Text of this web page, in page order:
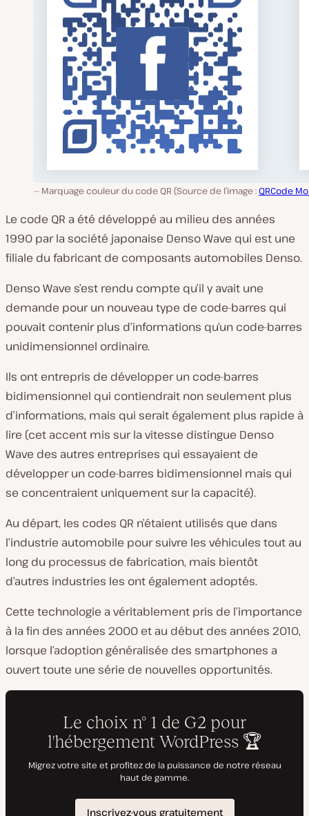
Marquage couleur du code QR (Source de l’image :QRCode
Le code QR a été développé au milieu des années
1990 par la société japonaise Denso Wave qui est une
filiale du fabricant de composants automobiles Denso.
Denso Wave s’est rendu compte qu’il y avait une
demande pour un nouveau type de code-barres qui
pouvait contenir plus d’informations qu’un code-barres
unidimensionnel ordinaire.
Ils ont entrepris de développer un code-barres
bidimensionnel qui contiendrait non seulement plus
d’informations, mais qui serait également plus rapide à
lire (cet accent mis sur la vitesse distingue Denso
Wave des autres entreprises qui essayaient de
développer un code-barres bidimensionnel mais qui
se concentraient uniquement sur la capacité).
Au départ, les codes QR n’étaient utilisés que dans
l’industrie automobile pour suivre les véhicules tout au
long du processus de fabrication, mais bientôt
d’autres industries les ont également adoptés.
Cette technologie a véritablement pris de l’importance
à la fin des années 2000 et au début des années 2010,
lorsque l’adoption généralisée des smartphones a
ouvert toute une série de nouvelles opportunités.